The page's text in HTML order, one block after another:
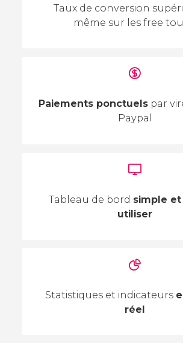
Taux de conversion
même sur les free
Paiements ponctuels par
Paypal
Tableau de bord simple
utiliser
Statistiques et indicateurs
réel